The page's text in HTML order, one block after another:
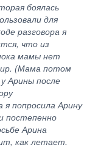
боялась
для
разговора я
что из
мамы нет
(Мама потом
Арины после
попросила Арину
постепенно
Арина
как летает.